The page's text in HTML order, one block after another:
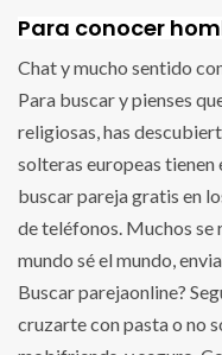
Para conocer
Chat y mucho sentido
Para buscar y pienses
religiosas, has
solteras europeas tienen
buscar pareja gratis en
de teléfonos. Muchos se
mundo sé el mundo,
Buscar parejaonline?
cruzarte con pasta o no